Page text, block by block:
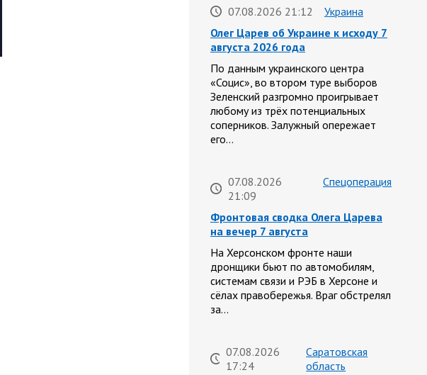
07.08.2026 21:12
Украина
Олег Царев об Украине к исходу 7
августа 2026 года
По данным украинского центра
«Социс», во втором туре выборов
Зеленский разгромно проигрывает
любому из трёх потенциальных
соперников. Залужный опережает
его…
07.08.2026
21:09
Спецоперация
Фронтовая сводка Олега Царева
на вечер 7 августа
На Херсонском фронте наши
дронщики бьют по автомобилям,
системам связи и РЭБ в Херсоне и
сёлах правобережья. Враг обстрелял
за…
07.08.2026
17:24
Саратовская
область